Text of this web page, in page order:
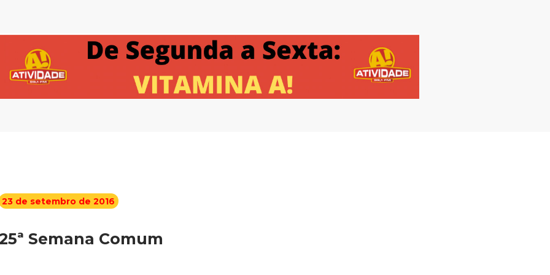
23 de setembro de 2016
Semana Comum